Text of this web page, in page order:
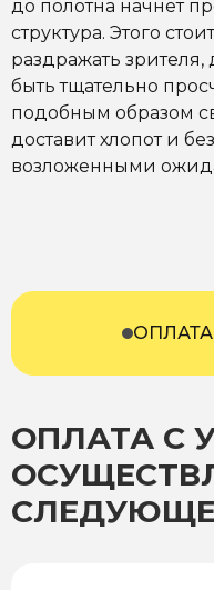
до полотна начнет
структура. Этого
раздражать
быть тщательно
подобным образом
доставит хлопот и
возложенными
ОПЛАТА
ОПЛАТА С